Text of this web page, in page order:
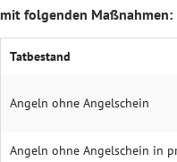
mit folgenden Maßnahmen:
Tatbestand
Angeln ohne Angelschein
Angeln ohne Angelschein in